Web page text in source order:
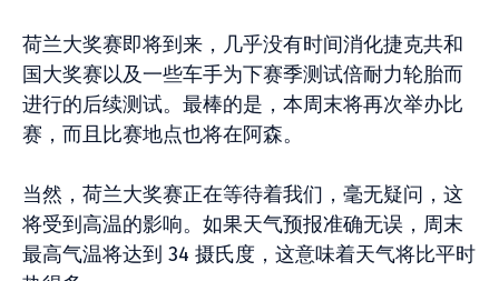
荷兰大奖赛即将到来，几乎没有时间消化捷克共和
国大奖赛以及一些车手为下赛季测试倍耐力轮胎而
进行的后续测试。最棒的是，本周末将再次举办比
赛，而且比赛地点也将在阿森。
当然，荷兰大奖赛正在等待着我们，毫无疑问，这
将受到高温的影响。如果天气预报准确无误，周末
最高气温将达到 34 摄氏度，这意味着天气将比平时